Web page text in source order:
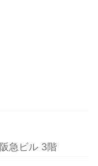
急ビル 3階